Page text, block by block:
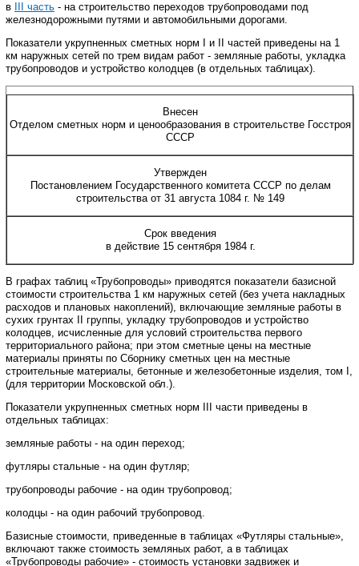
в
часть - на строительство переходов трубопроводами под
железнодорожными путями и автомобильными дорогами.
Показатели укрупненных сметных норм
и
частей приведены на 1
км наружных сетей по трем видам работ - земляные работы, укладка
трубопроводов и устройство колодцев (в отдельных таблицах).
Внесен
Отделом сметных норм и ценообразования в строительстве Госстроя
СССР
Утвержден
Постановлением Государственного комитета СССР по делам
строительства от 31 августа 1084 г. № 149
Срок введения
в действие 15 сентября 1984 г.
В графах таблиц «Трубопроводы» приводятся показатели базисной
стоимости строительства 1 км наружных сетей (без учета накладных
расходов и плановых накоплений), включающие земляные работы в
сухих грунтах
группы, укладку трубопроводов и устройство
колодцев, исчисленные для условий строительства первого
территориального района; при этом сметные цены на местные
материалы приняты по Сборнику сметных цен на местные
строительные материалы, бетонные и железобетонные изделия, том
,
(для территории Московской обл.).
Показатели укрупненных сметных норм
части приведены в
отдельных таблицах:
земляные работы - на один переход;
футляры стальные - на один футляр;
трубопроводы рабочие - на один трубопровод;
колодцы - на один рабочий трубопровод.
Базисные стоимости, приведенные в таблицах «Футляры стальные»,
включают также стоимость земляных работ, а в таблицах
«Трубопроводы рабочие» - стоимость установки задвижек и